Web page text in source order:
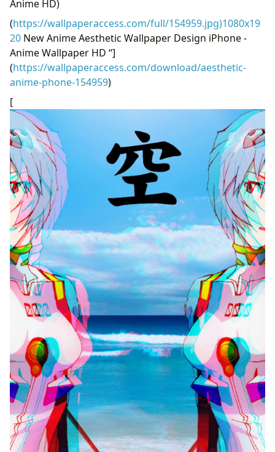
Anime HD)
(https://wallpaperaccess.com/full/154959.jpg)1080x19
20 New Anime Aesthetic Wallpaper Design iPhone -
Anime Wallpaper HD “]
(https://wallpaperaccess.com/download/aesthetic-
anime-phone-154959)
[